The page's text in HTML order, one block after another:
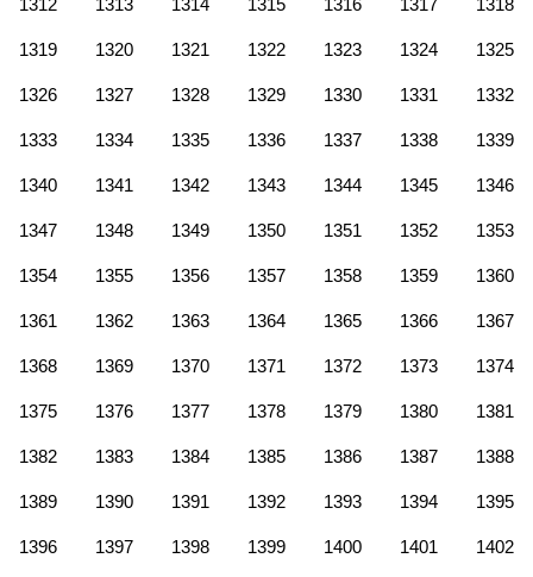
1312 1313 1314 1315 1316 1317 1318
1319 1320 1321 1322 1323 1324 1325
1326 1327 1328 1329 1330 1331 1332
1333 1334 1335 1336 1337 1338 1339
1340 1341 1342 1343 1344 1345 1346
1347 1348 1349 1350 1351 1352 1353
1354 1355 1356 1357 1358 1359 1360
1361 1362 1363 1364 1365 1366 1367
1368 1369 1370 1371 1372 1373 1374
1375 1376 1377 1378 1379 1380 1381
1382 1383 1384 1385 1386 1387 1388
1389 1390 1391 1392 1393 1394 1395
1396 1397 1398 1399 1400 1401 1402